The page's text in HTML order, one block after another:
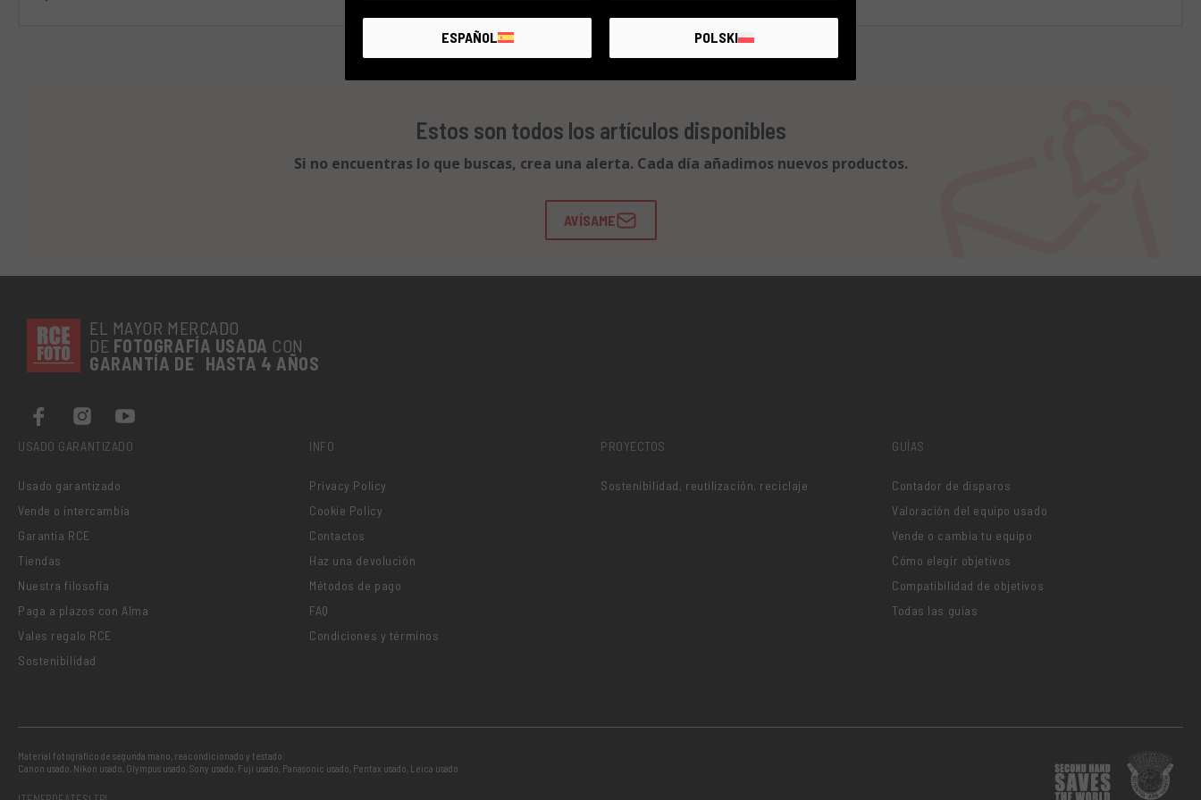
Estos son todos los artículos disponibles
Si no encuentras lo que buscas, crea una alerta. Cada día añadimos nuevos productos.
AVÍSAME
EL MAYOR MERCADO
DE FOTOGRAFÍA USADA CON
GARANTÍA DE HASTA 4 AÑOS
USADO GARANTIZADO
Usado garantizado
Vende o intercambia
Garantía RCE
Tiendas
Nuestra filosofía
Paga a plazos con Alma
Vales regalo RCE
Sostenibilidad
INFO
Privacy Policy
Cookie Policy
Contactos
Haz una devolución
Métodos de pago
FAQ
Condiciones y términos
PROYECTOS
Sostenibilidad, reutilización, reciclaje
GUÍAS
Contador de disparos
Valoración del equipo usado
Vende o cambia tu equipo
Cómo elegir objetivos
Compatibilidad de objetivos
Todas las guías
Material fotográfico de segunda mano, reacondicionado y testado:
Canon usado, Nikon usado, Olympus usado,Sony usado, Fuji usado, Panasonic usado, Pentax usado, Leica usado
ESPAÑOL POLSKI